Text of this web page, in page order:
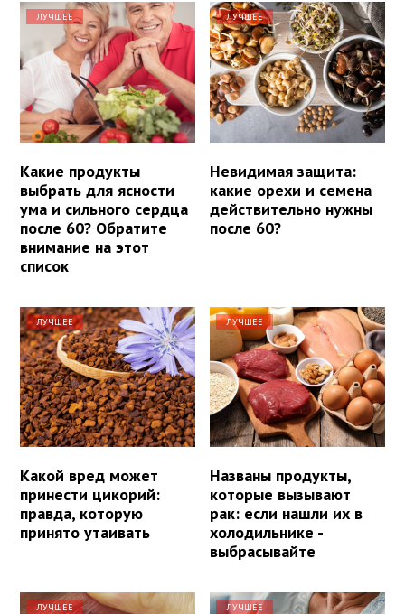
ЛУЧШЕЕ
Какие продукты
выбрать для ясности
ума и сильного сердца
после 60? Обратите
внимание на этот
список
ЛУЧШЕЕ
Невидимая защита:
какие орехи и семена
действительно нужны
после 60?
ЛУЧШЕЕ
Какой вред может
принести цикорий:
правда, которую
принято утаивать
ЛУЧШЕЕ
Названы продукты,
которые вызывают
рак: если нашли их в
холодильнике -
выбрасывайте
ЛУЧШЕЕ ЛУЧШЕЕ